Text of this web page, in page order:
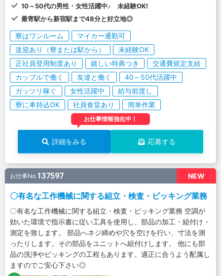
10～50代の男性・女性活躍中♪ 未経験OK!
最寄駅から新宿駅まで48分と好立地◎
寮はワンルーム
マイカー通勤可
送迎あり（寮または駅から）
未経験OK
正社員登用制度あり
嬉しい特典つき
交通費規定支給
カップルで働く
友達と働く
40～50代活躍中
ガッツリ稼ぐ
女性活躍中
給与前渡し
寮に車持込OK
社員食堂あり 簡単作業
お仕事情報強化中！
詳細をみる 応募する
NEW
お仕事No.137597
〇有名な工作機械に関する組立・検査・ピッキング業務
〇有名な工作機械に関する組立・検査・ピッキング業務 空調が
効いた環境で指示書に従い工具を使用し、部品の加工・組付け・
測定を致します。 部品へネジ締めや穴を空けを行い、寸法を測
ったりします。その部品をユニットへ組付けします。 他にも部
品の洗浄やピッキングの工程もあります。適正に合うよう配属し
ますのでご安心下さい◎